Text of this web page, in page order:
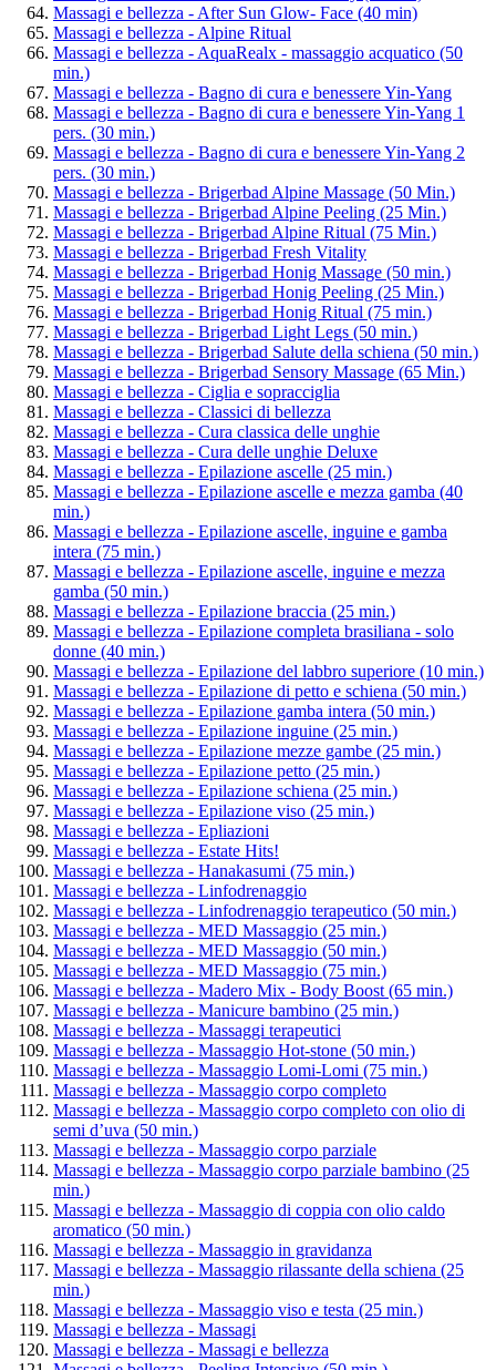
Massagi e bellezza - After Sun Glow- Face (40 min)
Massagi e bellezza - Alpine Ritual
Massagi e bellezza - AquaRealx - massaggio acquatico (50
min.)
Massagi e bellezza - Bagno di cura e benessere Yin-Yang
Massagi e bellezza - Bagno di cura e benessere Yin-Yang 1
pers. (30 min.)
Massagi e bellezza - Bagno di cura e benessere Yin-Yang 2
pers. (30 min.)
Massagi e bellezza - Brigerbad Alpine Massage (50 Min.)
Massagi e bellezza - Brigerbad Alpine Peeling (25 Min.)
Massagi e bellezza - Brigerbad Alpine Ritual (75 Min.)
Massagi e bellezza - Brigerbad Fresh Vitality
Massagi e bellezza - Brigerbad Honig Massage (50 min.)
Massagi e bellezza - Brigerbad Honig Peeling (25 Min.)
Massagi e bellezza - Brigerbad Honig Ritual (75 min.)
Massagi e bellezza - Brigerbad Light Legs (50 min.)
Massagi e bellezza - Brigerbad Salute della schiena (50 min.)
Massagi e bellezza - Brigerbad Sensory Massage (65 Min.)
Massagi e bellezza - Ciglia e sopracciglia
Massagi e bellezza - Classici di bellezza
Massagi e bellezza - Cura classica delle unghie
Massagi e bellezza - Cura delle unghie Deluxe
Massagi e bellezza - Epilazione ascelle (25 min.)
Massagi e bellezza - Epilazione ascelle e mezza gamba (40
min.)
Massagi e bellezza - Epilazione ascelle, inguine e gamba
intera (75 min.)
Massagi e bellezza - Epilazione ascelle, inguine e mezza
gamba (50 min.)
Massagi e bellezza - Epilazione braccia (25 min.)
Massagi e bellezza - Epilazione completa brasiliana - solo
donne (40 min.)
Massagi e bellezza - Epilazione del labbro superiore (10 min.)
Massagi e bellezza - Epilazione di petto e schiena (50 min.)
Massagi e bellezza - Epilazione gamba intera (50 min.)
Massagi e bellezza - Epilazione inguine (25 min.)
Massagi e bellezza - Epilazione mezze gambe (25 min.)
Massagi e bellezza - Epilazione petto (25 min.)
Massagi e bellezza - Epilazione schiena (25 min.)
Massagi e bellezza - Epilazione viso (25 min.)
Massagi e bellezza - Epliazioni
Massagi e bellezza - Estate Hits!
Massagi e bellezza - Hanakasumi (75 min.)
Massagi e bellezza - Linfodrenaggio
Massagi e bellezza - Linfodrenaggio terapeutico (50 min.)
Massagi e bellezza - MED Massaggio (25 min.)
Massagi e bellezza - MED Massaggio (50 min.)
Massagi e bellezza - MED Massaggio (75 min.)
Massagi e bellezza - Madero Mix - Body Boost (65 min.)
Massagi e bellezza - Manicure bambino (25 min.)
Massagi e bellezza - Massaggi terapeutici
Massagi e bellezza - Massaggio Hot-stone (50 min.)
Massagi e bellezza - Massaggio Lomi-Lomi (75 min.)
Massagi e bellezza - Massaggio corpo completo
Massagi e bellezza - Massaggio corpo completo con olio di
semi d’uva (50 min.)
Massagi e bellezza - Massaggio corpo parziale
Massagi e bellezza - Massaggio corpo parziale bambino (25
min.)
Massagi e bellezza - Massaggio di coppia con olio caldo
aromatico (50 min.)
Massagi e bellezza - Massaggio in gravidanza
Massagi e bellezza - Massaggio rilassante della schiena (25
min.)
Massagi e bellezza - Massaggio viso e testa (25 min.)
Massagi e bellezza - Massagi
Massagi e bellezza - Massagi e bellezza